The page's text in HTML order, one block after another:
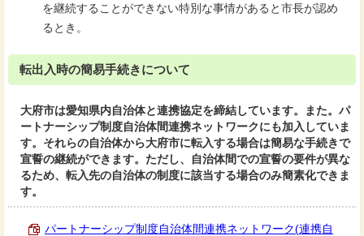
を継続することができない特別な事情があると市長が認め
るとき。
転出入時の簡易手続きについて
大府市は愛知県内自治体と連携協定を締結しています。また。パ
ートナーシップ制度自治体間連携ネットワークにも加入していま
す。それらの自治体から大府市に転入する場合は簡易な手続きで
宣誓の継続ができます。ただし、自治体間での宣誓の要件が異な
るため、転入先の自治体の制度に該当する場合のみ簡素化できま
す。
パートナーシップ制度自治体間連携ネットワーク(連携自